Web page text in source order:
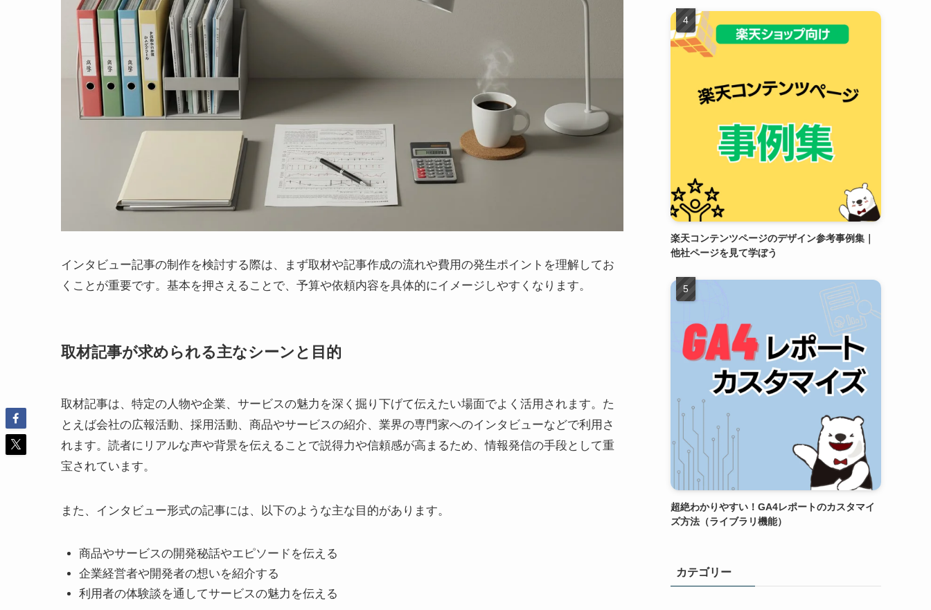
インタビュー記事の制作を検討する際は、まず取材や記事作成の流れや費用の発生ポイントを理解してお
くことが重要です。基本を押さえることで、予算や依頼内容を具体的にイメージしやすくなります。
取材記事が求められる主なシーンと目的
取材記事は、特定の人物や企業、サービスの魅力を深く掘り下げて伝えたい場面でよく活用されます。た
とえば会社の広報活動、採用活動、商品やサービスの紹介、業界の専門家へのインタビューなどで利用さ
れます。読者にリアルな声や背景を伝えることで説得力や信頼感が高まるため、情報発信の手段として重
宝されています。
また、インタビュー形式の記事には、以下のような主な目的があります。
商品やサービスの開発秘話やエピソードを伝える
企業経営者や開発者の想いを紹介する
利用者の体験談を通してサービスの魅力を伝える
楽天コンテンツページのデザイン参考事例集｜
他社ページを見て学ぼう
超絶わかりやすい！GA4レポートのカスタマイ
ズ方法（ライブラリ機能）
カテゴリー